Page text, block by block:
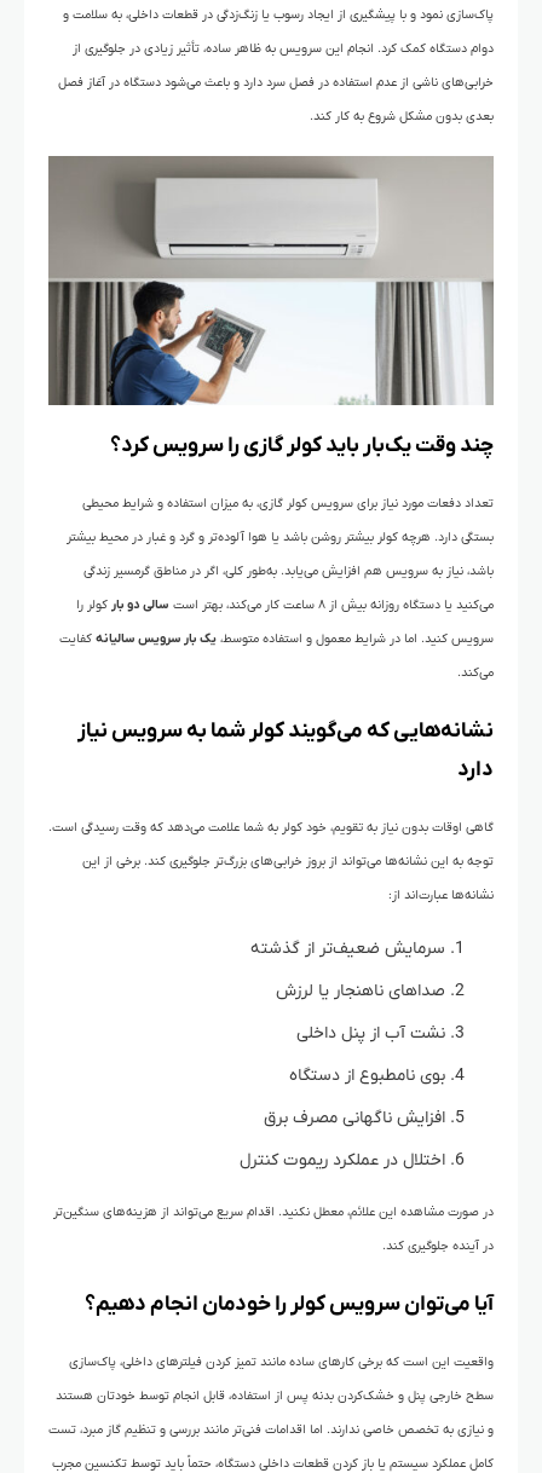
پاک‌سازی نمود و با پیشگیری از ایجاد رسوب یا زنگ‌زدگی در قطعات داخلی، به سلامت و
دوام دستگاه کمک کرد. انجام این سرویس به ظاهر ساده، تأثیر زیادی در جلوگیری از
خرابی‌های ناشی از عدم استفاده در فصل سرد دارد و باعث می‌شود دستگاه در آغاز فصل
بعدی بدون مشکل شروع به کار کند.
چند وقت یک‌بار باید کولر گازی را سرویس کرد؟
تعداد دفعات مورد نیاز برای سرویس کولر گازی، به میزان استفاده و شرایط محیطی
بستگی دارد. هرچه کولر بیشتر روشن باشد یا هوا آلوده‌تر و گرد و غبار در محیط بیشتر
باشد، نیاز به سرویس هم افزایش می‌یابد. به‌طور کلی، اگر در مناطق گرمسیر زندگی
می‌کنید یا دستگاه روزانه بیش از ۸ ساعت کار می‌کند، بهتر است سالی دو بار کولر را
سرویس کنید. اما در شرایط معمول و استفاده متوسط، یک بار سرویس سالیانه کفایت
می‌کند.
نشانه‌هایی که می‌گویند کولر شما به سرویس نیاز
دارد
گاهی اوقات بدون نیاز به تقویم، خود کولر به شما علامت می‌دهد که وقت رسیدگی است.
توجه به این نشانه‌ها می‌تواند از بروز خرابی‌های بزرگ‌تر جلوگیری کند. برخی از این
نشانه‌ها عبارت‌اند از:
سرمایش ضعیف‌تر از گذشته
صداهای ناهنجار یا لرزش
نشت آب از پنل داخلی
بوی نامطبوع از دستگاه
افزایش ناگهانی مصرف برق
اختلال در عملکرد ریموت کنترل
در صورت مشاهده این علائم، معطل نکنید. اقدام سریع می‌تواند از هزینه‌های سنگین‌تر
در آینده جلوگیری کند.
آیا می‌توان سرویس کولر را خودمان انجام دهیم؟
واقعیت این است که برخی کارهای ساده مانند تمیز کردن فیلترهای داخلی، پاک‌سازی
سطح خارجی پنل و خشک‌کردن بدنه پس از استفاده، قابل انجام توسط خودتان هستند
و نیازی به تخصص خاصی ندارند. اما اقدامات فنی‌تر مانند بررسی و تنظیم گاز مبرد، تست
کامل عملکرد سیستم یا باز کردن قطعات داخلی دستگاه، حتماً باید توسط تکنسین مجرب